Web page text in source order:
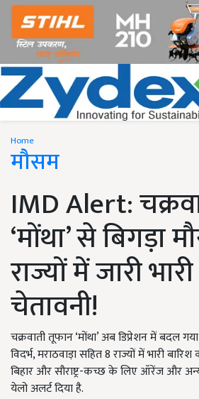
Home
मौसम
IMD Alert:
‘मोंथा’ से बिगड़ा
राज्यों में जारी
चेतावनी!
चक्रवाती तूफान ‘मोंथा’ अब डिप्रेशन में बदल
विदर्भ, मराठवाड़ा सहित 8 राज्यों में भारी
बिहार और सौराष्ट्र-कच्छ के लिए ऑरेंज और
येलो अलर्ट दिया है.